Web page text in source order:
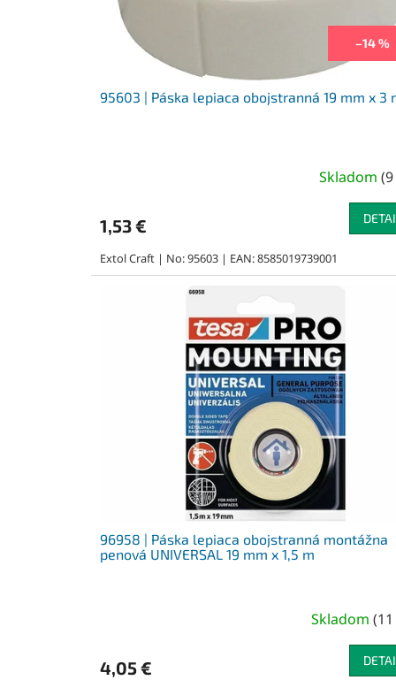
–14 %
95603 | Páska lepiaca obojstranná 19 mm x 3
Skladom(
1,53 €
Extol Craft | No: 95603 | EAN: 8585019739001
96958 | Páska lepiaca obojstranná montážna
penová UNIVERSAL 19 mm x 1,5 m
Skladom(
4,05 €